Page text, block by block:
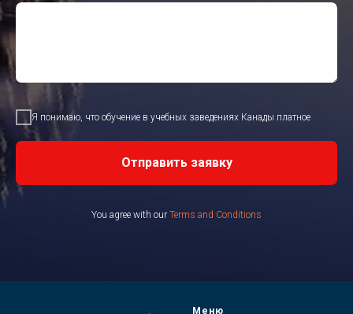
Я понимаю, что обучение в учебных заведениях Канады платное
Отправить заявку
You agree with our Terms and Conditions
Меню